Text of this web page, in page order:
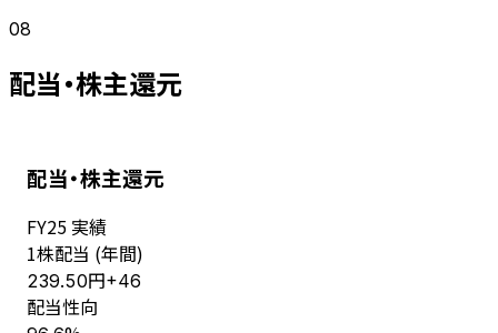
08
配当・株主還元
配当・株主還元
FY25 実績
1株配当 (年間)
239.50円+46
配当性向